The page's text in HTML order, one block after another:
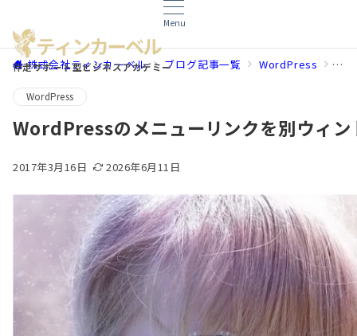
Menu
伴走サポート型ビジネスアカデミー
株式会社ティンカーベル ブログ記事一覧 WordPress
WordPress
WordPressのメニューリンクを別ウィン
2017年3月16日 2026年6月11日